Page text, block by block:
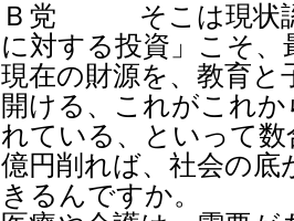
Ｂ党 そこは現状認
に対する投資」こそ
現在の財源を、教育
開ける、これがこれ
れている、といって数
億円削れば、社会の
きるんですか。